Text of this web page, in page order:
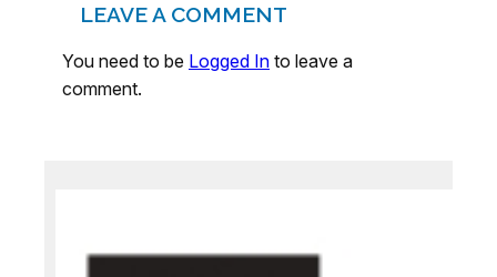
LEAVE A COMMENT
You need to be Logged In to leave a
comment.